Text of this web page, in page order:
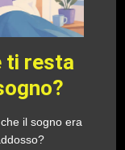
ti resta
il sogno era